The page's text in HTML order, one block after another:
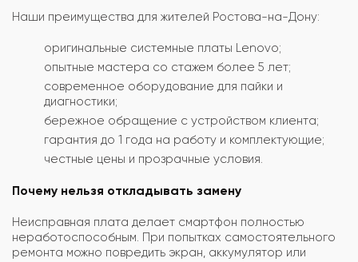
Наши преимущества для жителей Ростова-на-Дону:
оригинальные системные платы Lenovo;
опытные мастера со стажем более 5 лет;
современное оборудование для пайки и
диагностики;
бережное обращение с устройством клиента;
гарантия до 1 года на работу и комплектующие;
честные цены и прозрачные условия.
Почему нельзя откладывать замену
Неисправная плата делает смартфон полностью
неработоспособным. При попытках самостоятельного
ремонта можно повредить экран, аккумулятор или